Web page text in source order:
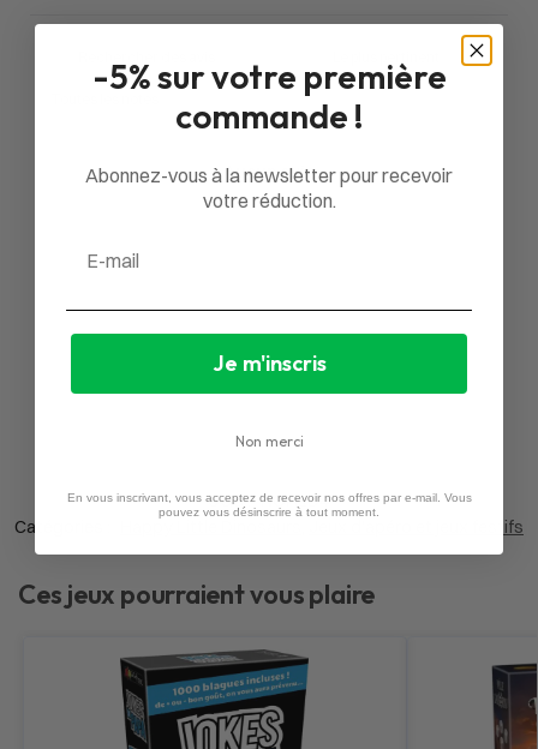
Aucun avis
UGS : NOHLD4
Catégories :
Happy Little Dinosaurs Jeux d'apéro et jeux festifs
Ces jeux pourraient vous plaire
-5% sur votre première
commande !
Abonnez-vous à la newsletter pour recevoir
votre réduction.
Je m'inscris
Non merci
En vous inscrivant, vous acceptez de recevoir nos offres par e-mail. Vous
pouvez vous désinscrire à tout moment.